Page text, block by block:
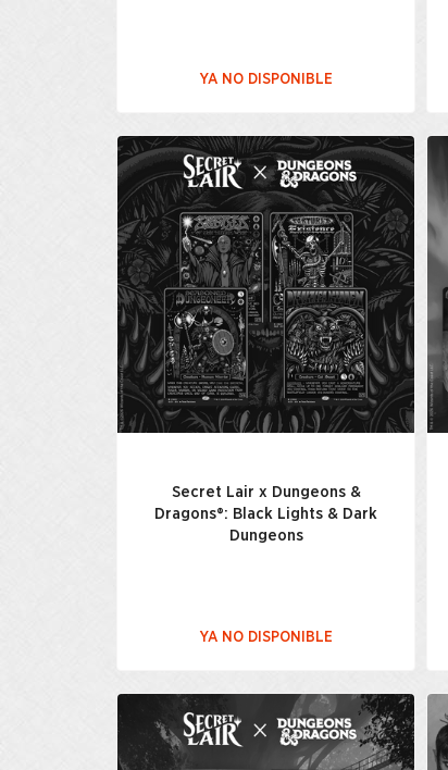
YA NO DISPONIBLE
Secret Lair x Dungeons &
Dragons®: Black Lights & Dark
Dungeons
YA NO DISPONIBLE